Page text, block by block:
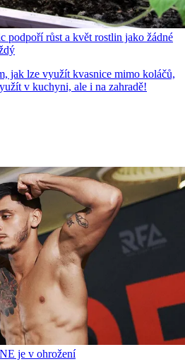
podpoří růst a květ rostlin jako žádné
jak lze využít kvasnice mimo koláčů,
v kuchyni, ale i na zahradě!
je v ohrožení